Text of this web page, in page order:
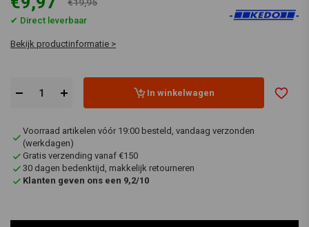
✔ Direct leverbaar
Bekijk productinformatie >
In winkelwagen
Voorraad artikelen vóór 19:00 besteld, vandaag verzonden
(werkdagen)
Gratis verzending vanaf €150
30 dagen bedenktijd, makkelijk retourneren
Klanten geven ons een 9,2/10